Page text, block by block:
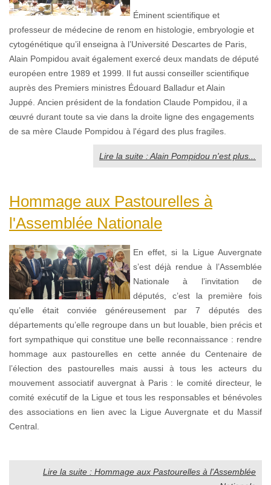
Éminent scientifique et
professeur de médecine de renom en histologie, embryologie et
cytogénétique qu’il enseigna à l’Université Descartes de Paris,
Alain Pompidou avait également exercé deux mandats de député
européen entre 1989 et 1999. Il fut aussi conseiller scientifique
auprès des Premiers ministres Édouard Balladur et Alain
Juppé. Ancien président de la fondation Claude Pompidou, il a
œuvré durant toute sa vie dans la droite ligne des engagements
de sa mère Claude Pompidou à l'égard des plus fragiles.
Lire la suite : Alain Pompidou n'est plus...
Hommage aux Pastourelles à
l'Assemblée Nationale
En effet, si la Ligue Auvergnate
s’est déjà rendue à l’Assemblée
Nationale à l’invitation de
députés, c’est la première fois
qu’elle était conviée généreusement par 7 députés des
départements qu’elle regroupe dans un but louable, bien précis et
fort sympathique qui constitue une belle reconnaissance : rendre
hommage aux pastourelles en cette année du Centenaire de
l’élection des pastourelles mais aussi à tous les acteurs du
mouvement associatif auvergnat à Paris : le comité directeur, le
comité exécutif de la Ligue et tous les responsables et bénévoles
des associations en lien avec la Ligue Auvergnate et du Massif
Central.
Lire la suite : Hommage aux Pastourelles à l'Assemblée